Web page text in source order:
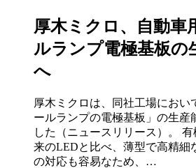
厚木ミクロ、自動車
ルランプ電極基板の
へ
厚木ミクロは、同社工場におい
ールランプの電極基板」の生産
した（ニュースリリース）。
来のLEDと比べ、薄型で高精細
の対応も容易なため、…